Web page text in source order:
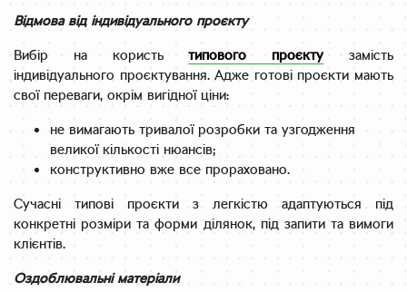
Відмова від індивідуального проєкту
Вибір на користьтипового проєктузамість
індивідуального проєктування. Адже готові проєкти мають
свої переваги, окрім вигідної ціни:
не вимагають тривалої розробки та узгодження
великої кількості нюансів;
конструктивно вже все прораховано.
Сучасні типові проєкти з легкістю адаптуються під
конкретні розміри та форми ділянок, під запити та вимоги
клієнтів.
Оздоблювальні матеріали